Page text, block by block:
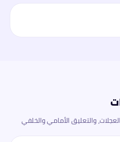
والتعليق الأمامي والخلفي